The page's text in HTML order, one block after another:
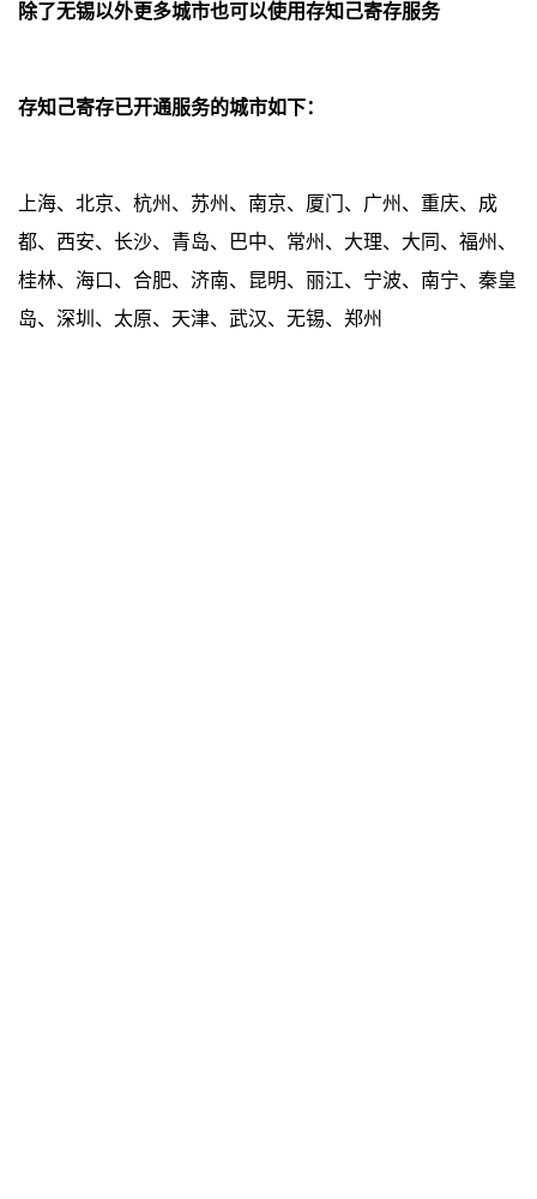
除了无锡以外更多城市也可以使用存知己寄存服务
存知己寄存已开通服务的城市如下：
上海、北京、杭州、苏州、南京、厦门、广州、重庆、成
都、西安、长沙、青岛、巴中、常州、大理、大同、福州、
桂林、海口、合肥、济南、昆明、丽江、宁波、南宁、秦皇
岛、深圳、太原、天津、武汉、无锡、郑州